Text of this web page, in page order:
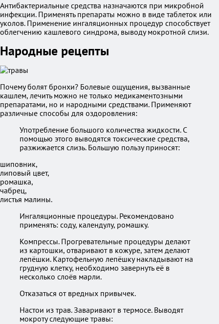
Антибактериальные средства назначаются при микробной
инфекции. Применять препараты можно в виде таблеток или
уколов. Применение ингаляционных процедур способствует
облегчению кашлевого синдрома, выводу мокротной слизи.
Народные рецепты
Почему болят бронхи? Болевые ощущения, вызванные
кашлем, лечить можно не только медикаментозными
препаратами, но и народными средствами. Применяют
различные способы для оздоровления:
Употребление большого количества жидкости. С
помощью этого выводятся токсические средства,
разжижается слизь. Большую пользу приносят:
шиповник,
липовый цвет,
ромашка,
чабрец,
листья малины.
Ингаляционные процедуры. Рекомендовано
применять: соду, календулу, ромашку.
Компрессы. Прогревательные процедуры делают
из картошки, отваривают в кожуре, затем делают
лепёшки. Картофельную лепёшку накладывают на
грудную клетку, необходимо завернуть её в
несколько слоёв марли.
Отказаться от вредных привычек.
Настои из трав. Заваривают в термосе. Выводят
мокроту следующие травы: